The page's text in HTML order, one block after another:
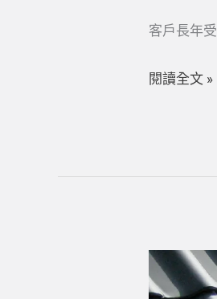
客戶長年
閱讀全文 »
拒
絕